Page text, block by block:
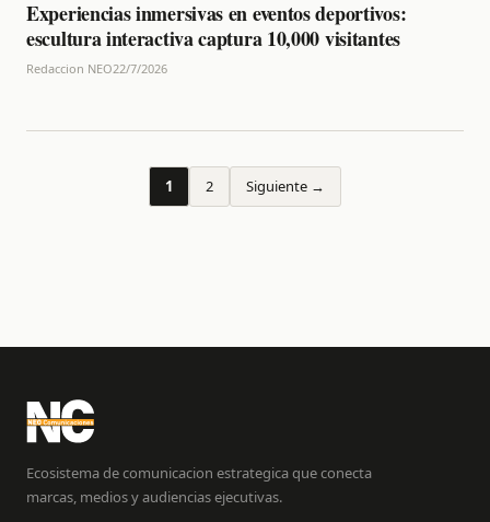
Experiencias inmersivas en eventos deportivos:
escultura interactiva captura 10,000 visitantes
Redaccion NEO22/7/2026
1 2 Siguiente →
Ecosistema de comunicacion estrategica que conecta
marcas, medios y audiencias ejecutivas.